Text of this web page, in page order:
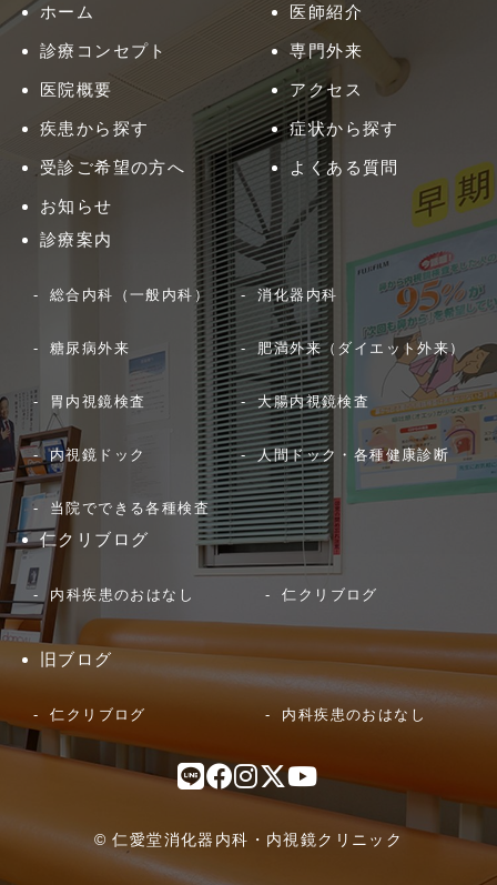
ホーム 医師紹介
診療コンセプト 専門外来
医院概要 アクセス
疾患から探す 症状から探す
受診ご希望の方へ よくある質問
お知らせ
診療案内
総合内科（一般内科） 消化器内科
糖尿病外来 肥満外来（ダイエット外来）
胃内視鏡検査 大腸内視鏡検査
内視鏡ドック 人間ドック・各種健康診断
当院でできる各種検査
仁クリブログ
内科疾患のおはなし 仁クリブログ
旧ブログ
仁クリブログ 内科疾患のおはなし
© 仁愛堂消化器内科・内視鏡クリニック